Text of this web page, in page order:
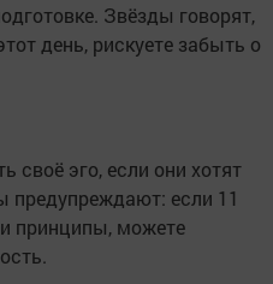
Звёзды говорят,
день, рискуете забыть о
своё эго, если они хотят
предупреждают: если 11
принципы, можете